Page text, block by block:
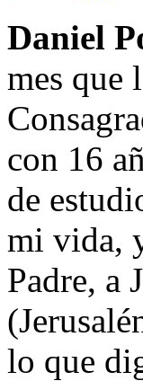
Daniel
mes que
con 16
de
mi vida,
Padre, a
lo que